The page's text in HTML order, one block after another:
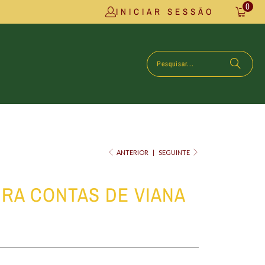
INICIAR SESSÃO 0
ANTERIOR SEGUINTE
CONTAS DE VIANA